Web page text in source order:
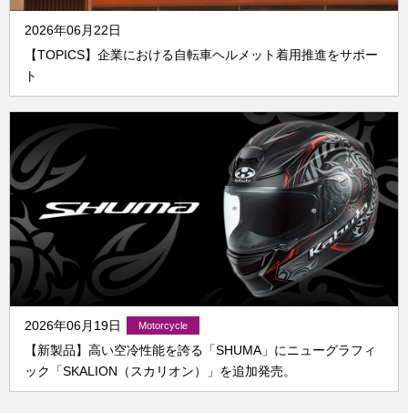
2026年06月22日
【TOPICS】企業における自転車ヘルメット着用推進をサポー
ト
2026年06月19日
【新製品】高い空冷性能を誇る「SHUMA」にニューグラフィ
ック「SKALION（スカリオン）」を追加発売。